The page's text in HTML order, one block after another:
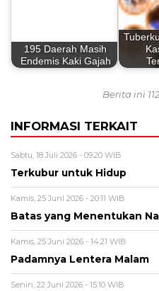
195 Daerah Masih
Endemis Kaki Gajah
Berita ini
INFORMASI TERKAIT
Sabtu, 18 Juli 2026 - 09:20 WIB
Terkubur untuk Hidup
Kamis, 25 Juni 2026 - 20:11 WIB
Batas yang Menentukan
Kamis, 25 Juni 2026 - 14:21 WIB
Padamnya Lentera Malam
Senin, 22 Juni 2026 - 15:10 WIB